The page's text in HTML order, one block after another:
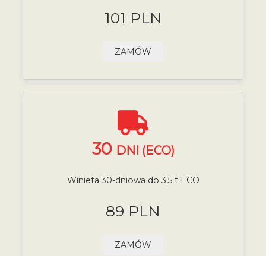
101 PLN
ZAMÓW
30 DNI (ECO)
Winieta 30-dniowa do 3,5 t ECO
89 PLN
ZAMÓW